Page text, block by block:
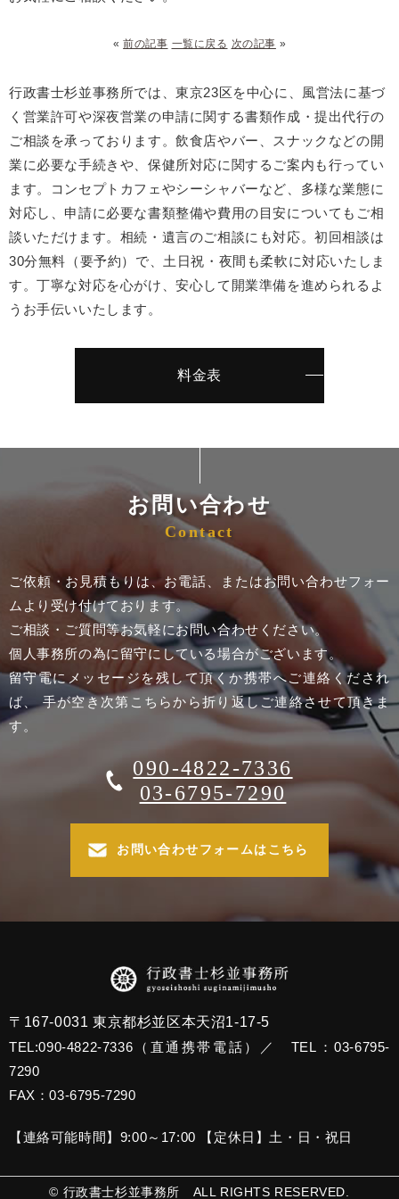
«前の記事 一覧に戻る 次の記事 »
行政書士杉並事務所では、東京23区を中心に、風営法に基づ
く営業許可や深夜営業の申請に関する書類作成・提出代行の
ご相談を承っております。飲食店やバー、スナックなどの開
業に必要な手続きや、保健所対応に関するご案内も行ってい
ます。コンセプトカフェやシーシャバーなど、多様な業態に
対応し、申請に必要な書類整備や費用の目安についてもご相
談いただけます。相続・遺言のご相談にも対応。初回相談は
30分無料（要予約）で、土日祝・夜間も柔軟に対応いたしま
す。丁寧な対応を心がけ、安心して開業準備を進められるよ
うお手伝いいたします。
料金表
お問い合わせ
Contact
ご依頼・お見積もりは、お電話、またはお問い合わせフォー
ムより受け付けております。
ご相談・ご質問等お気軽にお問い合わせください。
個人事務所の為に留守にしている場合がございます。
留守電にメッセージを残して頂くか携帯へご連絡くだされ
ば、 手が空き次第こちらから折り返しご連絡させて頂きま
す。
090-4822-7336
03-6795-7290
お問い合わせフォームはこちら
〒167-0031 東京都杉並区本天沼1-17-5
TEL:090-4822-7336（直通携帯電話）／ TEL：03-6795-
7290
FAX：03-6795-7290
【連絡可能時間】9:00～17:00 【定休日】土・日・祝日
© 行政書士杉並事務所 ALL RIGHTS RESERVED.